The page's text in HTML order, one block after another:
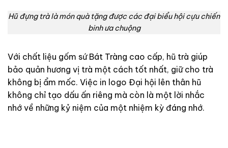
Hũ đựng trà là món quà tặng được các đại biểu hội cựu chiến
binh ưa chuộng
Với chất liệu gốm sứ Bát Tràng cao cấp, hũ trà giúp
bảo quản hương vị trà một cách tốt nhất, giữ cho trà
không bị ẩm mốc. Việc in logo Đại hội lên thân hũ
không chỉ tạo dấu ấn riêng mà còn là một lời nhắc
nhớ về những kỷ niệm của một nhiệm kỳ đáng nhớ.